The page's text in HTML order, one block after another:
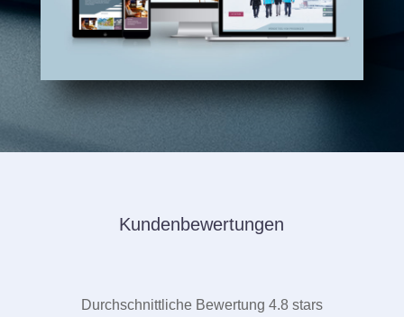
Kundenbewertungen
Durchschnittliche Bewertung 4.8 stars